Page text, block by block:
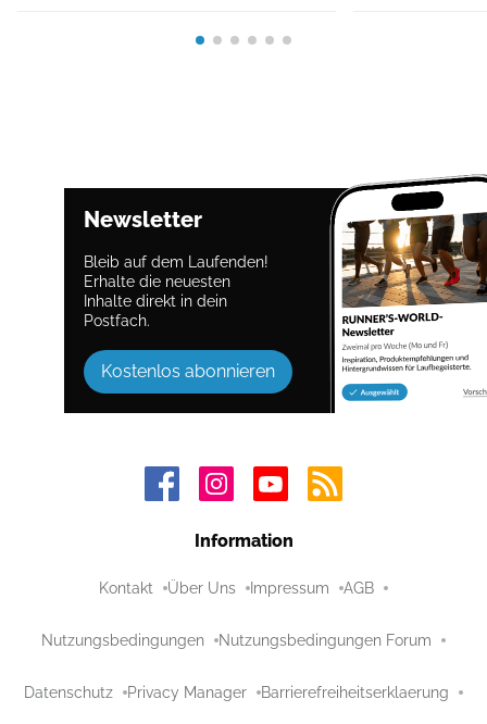
Newsletter
Bleib auf dem Laufenden!
Erhalte die neuesten
Inhalte direkt in dein
Postfach.
Kostenlos abonnieren
Information
Kontakt Über Uns Impressum AGB
Nutzungsbedingungen Nutzungsbedingungen Forum
Datenschutz Privacy Manager Barrierefreiheitserklaerung